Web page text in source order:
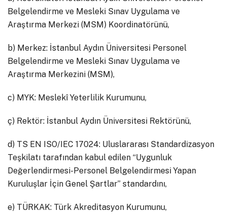
Belgelendirme ve Mesleki Sınav Uygulama ve
Araştırma Merkezi (MSM) Koordinatörünü,
b) Merkez: İstanbul Aydın Üniversitesi Personel
Belgelendirme ve Mesleki Sınav Uygulama ve
Araştırma Merkezini (MSM),
c) MYK: Meslekî Yeterlilik Kurumunu,
ç) Rektör: İstanbul Aydın Üniversitesi Rektörünü,
d) TS EN ISO/IEC 17024: Uluslararası Standardizasyon
Teşkilatı tarafından kabul edilen “Uygunluk
Değerlendirmesi-Personel Belgelendirmesi Yapan
Kuruluşlar İçin Genel Şartlar” standardını,
e) TÜRKAK: Türk Akreditasyon Kurumunu,